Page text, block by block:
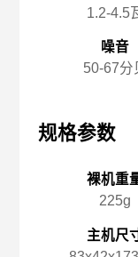
1.2-4.5
噪音
50-67分
规格参数
裸机重
225g
主机尺